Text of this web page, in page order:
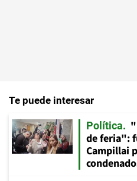
Te puede interesar
Política
de feria":
Campillai